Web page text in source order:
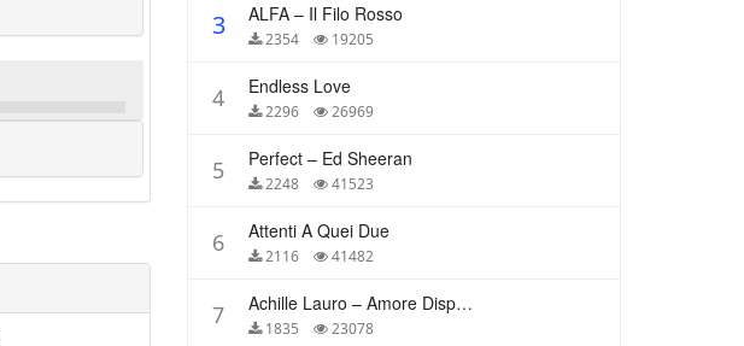
3 ALFA – Il Filo Rosso
2354 19205
4 Endless Love
2296 26969
5 Perfect – Ed Sheeran
2248 41523
6 Attenti A Quei Due
2116 41482
7 Achille Lauro – Amore Disperato
1835 23078